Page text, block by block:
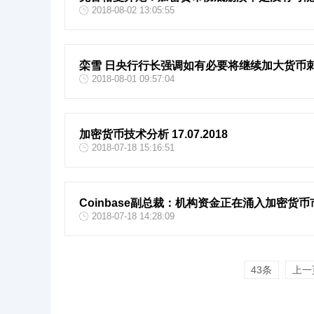
2018-08-02 13:05:55
栾雪 日央行行长强调如有必要将继续加大货币
2018-08-01 09:57:04
加密货币技术分析 17.07.2018
2018-07-18 15:16:51
Coinbase副总裁：机构资金正在涌入加密货币
2018-07-18 14:28:09
43条 上